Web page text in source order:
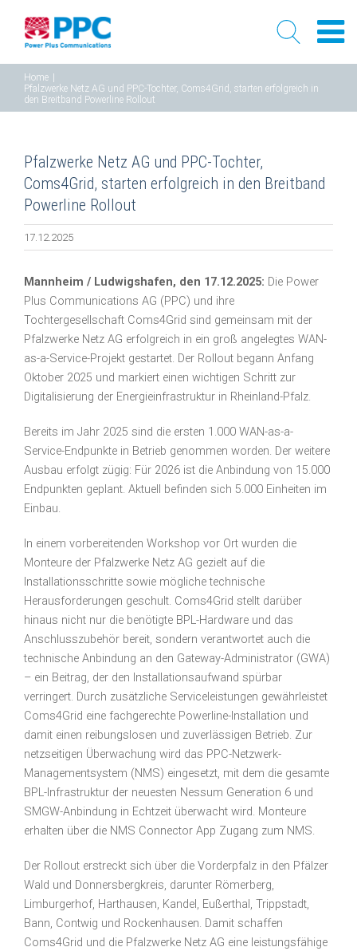
content
Home
Pfalzwerke Netz AG und PPC-Tochter, Coms4Grid, starten erfolgreich in
den Breitband Powerline Rollout
Pfalzwerke Netz AG und PPC-Tochter,
Coms4Grid, starten erfolgreich in den Breitband
Powerline Rollout
17.12.2025
Mannheim / Ludwigshafen, den 17.12.2025: Die Power
Plus Communications AG (PPC) und ihre
Tochtergesellschaft Coms4Grid sind gemeinsam mit der
Pfalzwerke Netz AG erfolgreich in ein groß angelegtes WAN-
as-a-Service-Projekt gestartet. Der Rollout begann Anfang
Oktober 2025 und markiert einen wichtigen Schritt zur
Digitalisierung der Energieinfrastruktur in Rheinland-Pfalz.
Bereits im Jahr 2025 sind die ersten 1.000 WAN-as-a-
Service-Endpunkte in Betrieb genommen worden. Der weitere
Ausbau erfolgt zügig: Für 2026 ist die Anbindung von 15.000
Endpunkten geplant. Aktuell befinden sich 5.000 Einheiten im
Einbau.
In einem vorbereitenden Workshop vor Ort wurden die
Monteure der Pfalzwerke Netz AG gezielt auf die
Installationsschritte sowie mögliche technische
Herausforderungen geschult. Coms4Grid stellt darüber
hinaus nicht nur die benötigte BPL-Hardware und das
Anschlusszubehör bereit, sondern verantwortet auch die
technische Anbindung an den Gateway-Administrator (GWA)
– ein Beitrag, der den Installationsaufwand spürbar
verringert. Durch zusätzliche Serviceleistungen gewährleistet
Coms4Grid eine fachgerechte Powerline-Installation und
damit einen reibungslosen und zuverlässigen Betrieb. Zur
netzseitigen Überwachung wird das PPC-Netzwerk-
Managementsystem (NMS) eingesetzt, mit dem die gesamte
BPL-Infrastruktur der neuesten Nessum Generation 6 und
SMGW-Anbindung in Echtzeit überwacht wird. Monteure
erhalten über die NMS Connector App Zugang zum NMS.
Der Rollout erstreckt sich über die Vorderpfalz in den Pfälzer
Wald und Donnersbergkreis, darunter Römerberg,
Limburgerhof, Harthausen, Kandel, Eußerthal, Trippstadt,
Bann, Contwig und Rockenhausen. Damit schaffen
Coms4Grid und die Pfalzwerke Netz AG eine leistungsfähige